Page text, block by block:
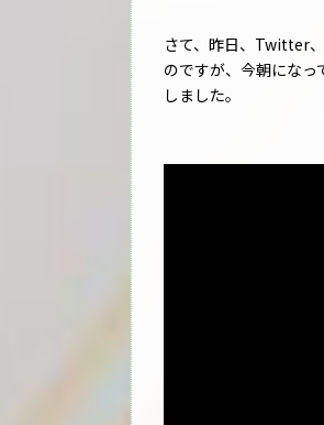
さて、昨日、Twitter
のですが、今朝にな
しました。